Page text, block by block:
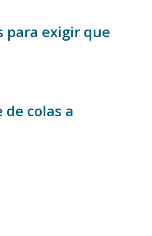
para exigir que
de colas a